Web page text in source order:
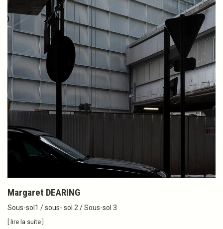
Margaret DEARING
Sous-sol1 / sous- sol 2 / Sous-sol 3
[ lire la suite ]